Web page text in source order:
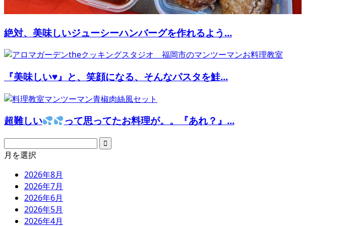
絶対、美味しいジューシーハンバーグを作れるよう...
『美味しい♥』と、笑顔になる、そんなパスタを鮭...
超難しい って思ってたお料理が。。『あれ？』...
月を選択
2026年8月
2026年7月
2026年6月
2026年5月
2026年4月